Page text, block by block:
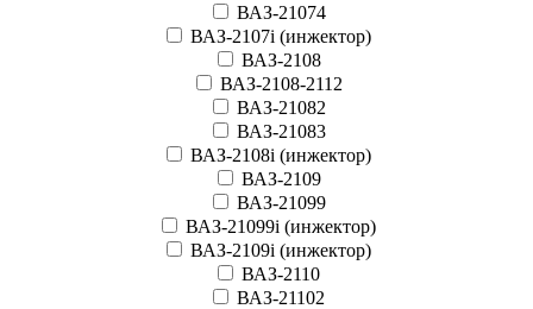
ВАЗ-21074
ВАЗ-2107i (инжектор)
ВАЗ-2108
ВАЗ-2108-2112
ВАЗ-21082
ВАЗ-21083
ВАЗ-2108i (инжектор)
ВАЗ-2109
ВАЗ-21099
ВАЗ-21099i (инжектор)
ВАЗ-2109i (инжектор)
ВАЗ-2110
ВАЗ-21102